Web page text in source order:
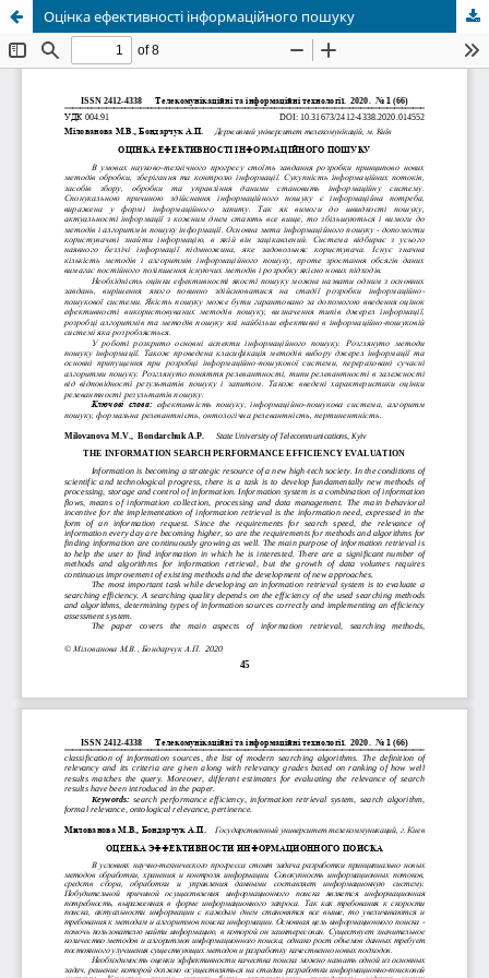
Оцінка ефективності інформаційного пошуку